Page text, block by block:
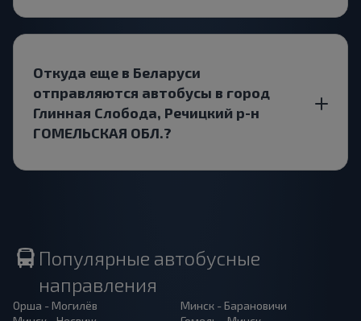
Откуда еще в Беларуси
отправляются автобусы в город
Глинная Слобода, Речицкий р-н
ГОМЕЛЬСКАЯ ОБЛ.?
Популярные автобусные
направления
Орша - Могилёв
Минск - Барановичи